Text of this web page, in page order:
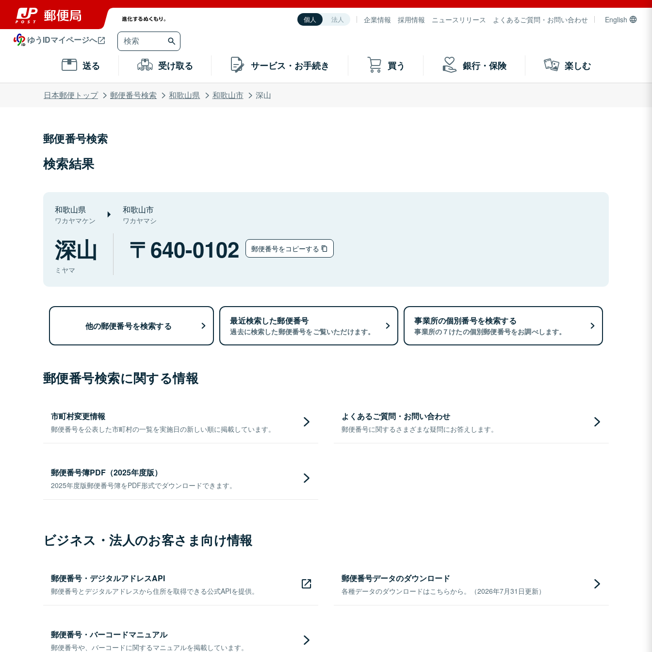
個人 法人 企業情報 採用情報 ニュースリリース よくあるご質問・お問い合わせ English
ゆうIDマイページへ
送る 受け取る サービス・お手続き 買う 銀行・保険 楽しむ
日本郵便トップ 郵便番号検索 和歌山県 和歌山市 深山
郵便番号検索
検索結果
和歌山県
ワカヤマケン
和歌山市
ワカヤマシ
深山
ミヤマ
640-0102 郵便番号をコピーする
他の郵便番号を検索する 最近検索した郵便番号
過去に検索した郵便番号をご覧いただけます。
事業所の個別番号を検索する
事業所の７けたの個別郵便番号をお調べします。
郵便番号検索に関する情報
市町村変更情報
郵便番号を公表した市町村の一覧を実施日の新しい順に掲載しています。
よくあるご質問・お問い合わせ
郵便番号に関するさまざまな疑問にお答えします。
郵便番号簿PDF（2025年度版）
2025年度版郵便番号簿をPDF形式でダウンロードできます。
ビジネス・法人のお客さま向け情報
郵便番号・デジタルアドレスAPI
郵便番号とデジタルアドレスから住所を取得できる公式APIを提供。
郵便番号データのダウンロード
各種データのダウンロードはこちらから。（2026年7月31日更新）
郵便番号・バーコードマニュアル
郵便番号や、バーコードに関するマニュアルを掲載しています。